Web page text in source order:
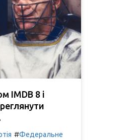
IMDB 8 і
#Федеральне